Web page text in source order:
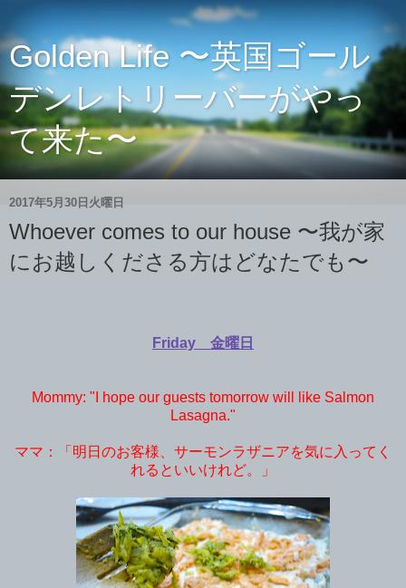
Golden Life 〜英国ゴール
デンレトリーバーがやっ
て来た〜
2017年5月30日火曜日
Whoever comes to our house 〜我が家
にお越しくださる方はどなたでも〜
Friday 金曜日
Mommy: "I hope our guests tomorrow will like Salmon
Lasagna."
ママ：「明日のお客様、サーモンラザニアを気に入ってく
れるといいけれど。」